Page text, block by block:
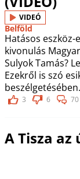
VIDEÓ
Belföld
Hatásos eszköz-
kivonulás
Sulyok Tamás?
Ezekről is szó
3 6 70
A Tisza az